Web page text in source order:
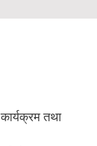
कार्यक्रम तथा